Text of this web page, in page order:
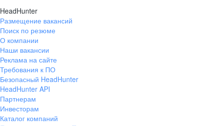
HeadHunter
Размещение вакансий
Поиск по резюме
О компании
Наши вакансии
Реклама на сайте
Требования к ПО
Безопасный HeadHunter
HeadHunter API
Партнерам
Инвесторам
Каталог компаний